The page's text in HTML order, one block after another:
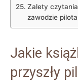
Zalety
zawodzie pilota
Jakie
przyszły⁢